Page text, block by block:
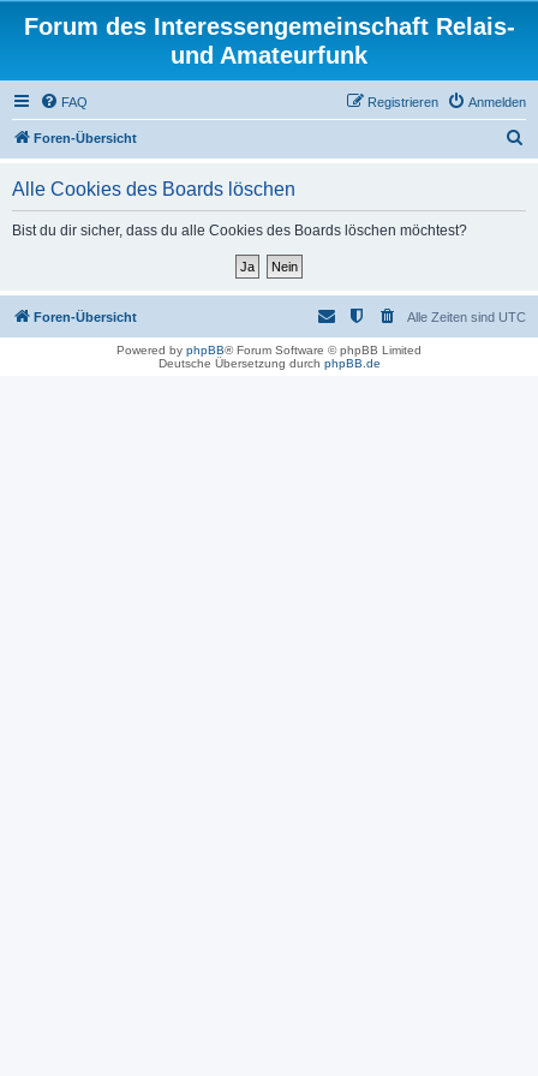
Forum des Interessengemeinschaft Relais-
und Amateurfunk
FAQ Anmelden
Registrieren
Foren-Übersicht
Alle Cookies des Boards löschen
Bist du dir sicher, dass du alle Cookies des Boards löschen möchtest?
Foren-Übersicht Alle Zeiten sind UTC
Powered by phpBB® Forum Software © phpBB Limited
Deutsche Übersetzung durch phpBB.de